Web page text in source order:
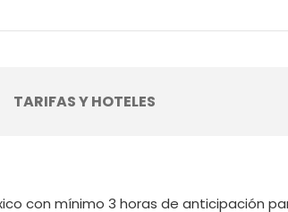
TARIFAS Y HOTELES
con mínimo 3 horas de anticipación